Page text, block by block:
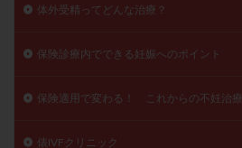
体外受精ってどんな治療？
保険診療内でできる妊娠へのポイント
保険適用で変わる！ これからの不妊治療
俵IVFクリニック